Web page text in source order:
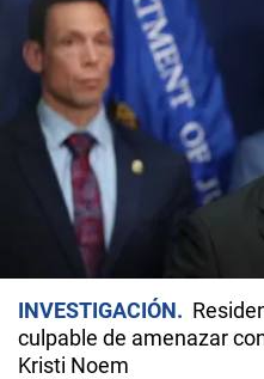
INVESTIGACIÓN
culpable de amenazar
Kristi Noem